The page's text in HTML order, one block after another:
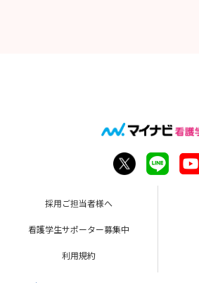
採用ご担当者様へ
看護学生サポーター募集中
利用規約